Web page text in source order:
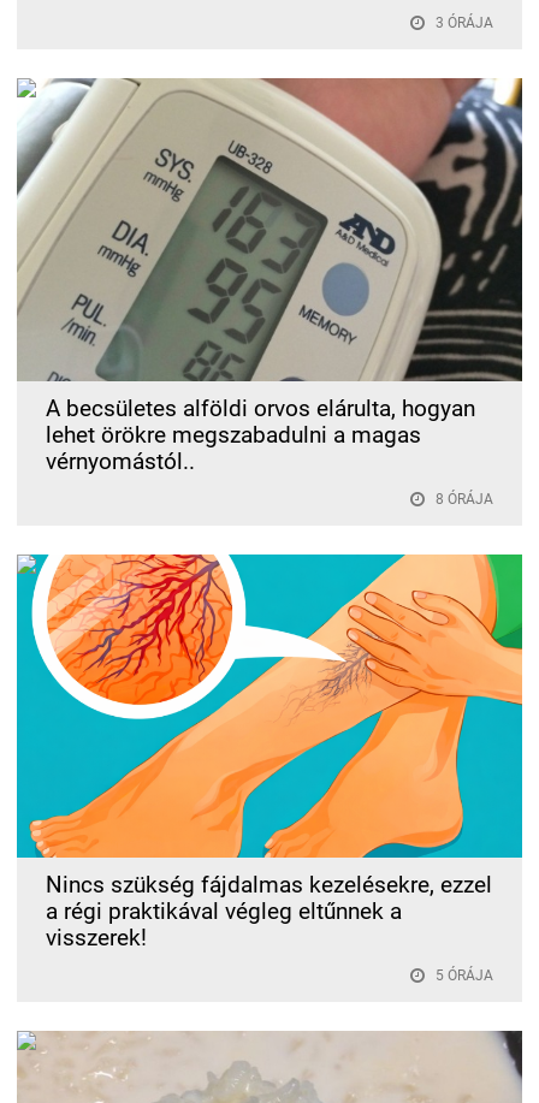
3 ÓRÁJA
A becsületes alföldi orvos elárulta, hogyan
lehet örökre megszabadulni a magas
vérnyomástól..
8 ÓRÁJA
Nincs szükség fájdalmas kezelésekre, ezzel
a régi praktikával végleg eltűnnek a
visszerek!
5 ÓRÁJA